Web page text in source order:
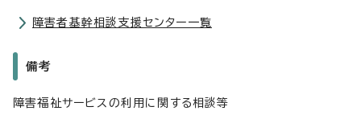
障害者基幹相談支援センター一覧
備考
障害福祉サービスの利用に関する相談等